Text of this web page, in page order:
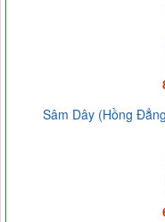
Sâm Dây (Hồng